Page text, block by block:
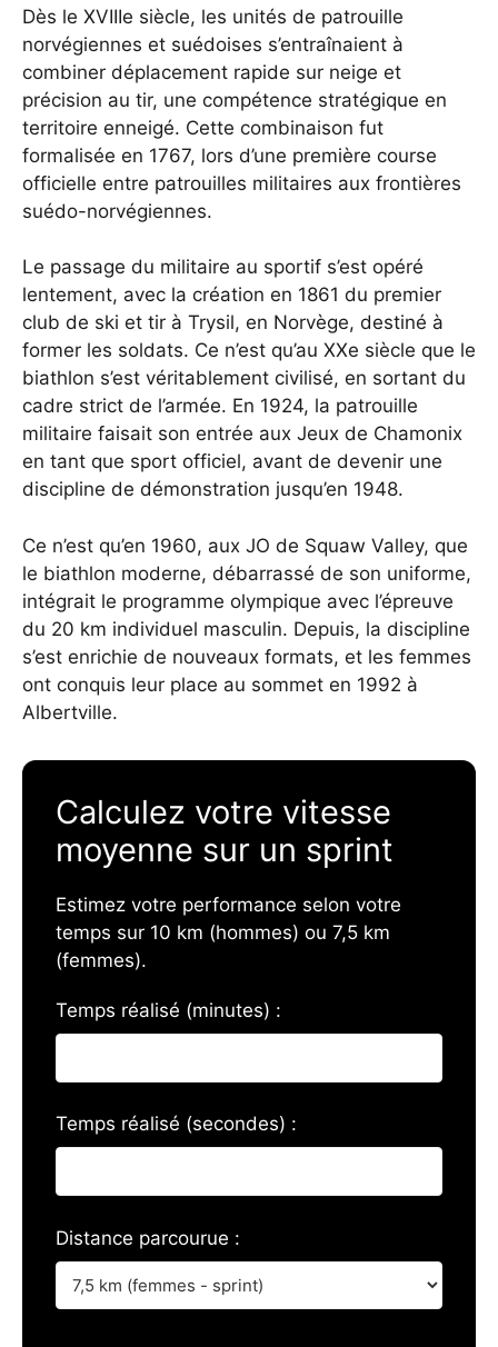
Dès le XVIIIe siècle, les unités de patrouille
norvégiennes et suédoises s’entraînaient à
combiner déplacement rapide sur neige et
précision au tir, une compétence stratégique en
territoire enneigé. Cette combinaison fut
formalisée en 1767, lors d’une première course
officielle entre patrouilles militaires aux frontières
suédo-norvégiennes.
Le passage du militaire au sportif s’est opéré
lentement, avec la création en 1861 du premier
club de ski et tir à Trysil, en Norvège, destiné à
former les soldats. Ce n’est qu’au XXe siècle que le
biathlon s’est véritablement civilisé, en sortant du
cadre strict de l’armée. En 1924, la patrouille
militaire faisait son entrée aux Jeux de Chamonix
en tant que sport officiel, avant de devenir une
discipline de démonstration jusqu’en 1948.
Ce n’est qu’en 1960, aux JO de Squaw Valley, que
le biathlon moderne, débarrassé de son uniforme,
intégrait le programme olympique avec l’épreuve
du 20 km individuel masculin. Depuis, la discipline
s’est enrichie de nouveaux formats, et les femmes
ont conquis leur place au sommet en 1992 à
Albertville.
Calculez votre vitesse
moyenne sur un sprint
Estimez votre performance selon votre
temps sur 10 km (hommes) ou 7,5 km
(femmes).
Temps réalisé (minutes) :
Temps réalisé (secondes) :
Distance parcourue :